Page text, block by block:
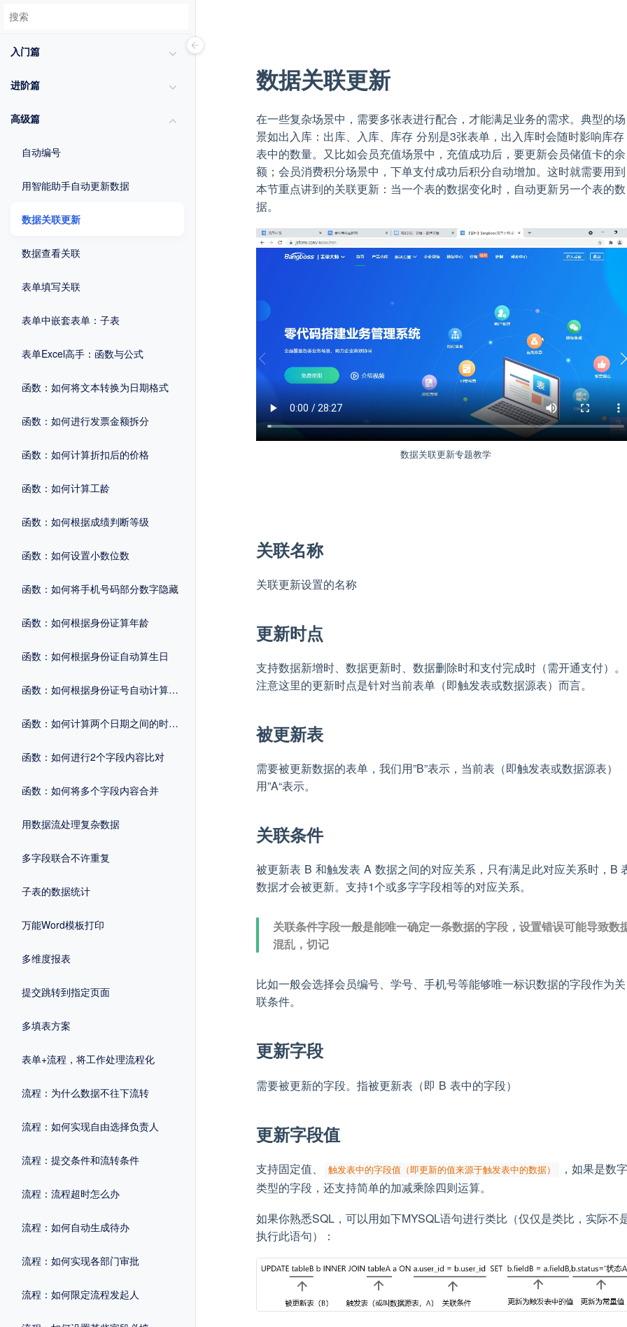
入门篇
进阶篇
高级篇
自动编号
用智能助手自动更新数据
数据关联更新
数据查看关联
表单填写关联
表单中嵌套表单：子表
表单Excel高手：函数与公式
函数：如何将文本转换为日期格式
函数：如何进行发票金额拆分
函数：如何计算折扣后的价格
函数：如何计算工龄
函数：如何根据成绩判断等级
函数：如何设置小数位数
函数：如何将手机号码部分数字隐藏
函数：如何根据身份证算年龄
函数：如何根据身份证自动算生日
函数：如何根据身份证号自动计算性别
函数：如何计算两个日期之间的时间差
函数：如何进行2个字段内容比对
函数：如何将多个字段内容合并
用数据流处理复杂数据
多字段联合不许重复
子表的数据统计
万能Word模板打印
多维度报表
提交跳转到指定页面
多填表方案
表单+流程，将工作处理流程化
流程：为什么数据不往下流转
流程：如何实现自由选择负责人
流程：提交条件和流转条件
流程：流程超时怎么办
流程：如何自动生成待办
流程：如何实现各部门审批
流程：如何限定流程发起人
数据关联更新
在一些复杂场景中，需要多张表进行配合，才能满足业务的需求。典型的场
景如出入库：出库、入库、库存 分别是3张表单，出入库时会随时影响库存
表中的数量。又比如会员充值场景中，充值成功后，要更新会员储值卡的余
额；会员消费积分场景中，下单支付成功后积分自动增加。这时就需要用到
本节重点讲到的关联更新：当一个表的数据变化时，自动更新另一个表的数
据。
数据关联更新专题教学
关联名称
关联更新设置的名称
更新时点
支持数据新增时、数据更新时、数据删除时和支付完成时（需开通支付）。
注意这里的更新时点是针对当前表单（即触发表或数据源表）而言。
被更新表
需要被更新数据的表单，我们用”B”表示，当前表（即触发表或数据源表）
用”A“表示。
关联条件
被更新表 B 和触发表 A 数据之间的对应关系，只有满足此对应关系时，B
数据才会被更新。支持1个或多字字段相等的对应关系。
关联条件字段一般是能唯一确定一条数据的字段，设置错误可能导致数
混乱，切记
比如一般会选择会员编号、学号、手机号等能够唯一标识数据的字段作为关
联条件。
更新字段
需要被更新的字段。指被更新表（即 B 表中的字段）
更新字段值
支持固定值、 触发表中的字段值（即更新的值来源于触发表中的数据）
，如果是数
类型的字段，还支持简单的加减乘除四则运算。
如果你熟悉SQL，可以用如下MYSQL语句进行类比（仅仅是类比，实际不
执行此语句）：